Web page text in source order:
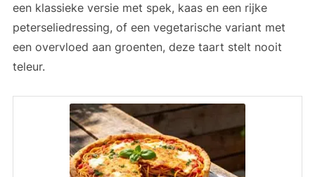
een klassieke versie met spek, kaas en een rijke
peterseliedressing, of een vegetarische variant met
een overvloed aan groenten, deze taart stelt nooit
teleur.